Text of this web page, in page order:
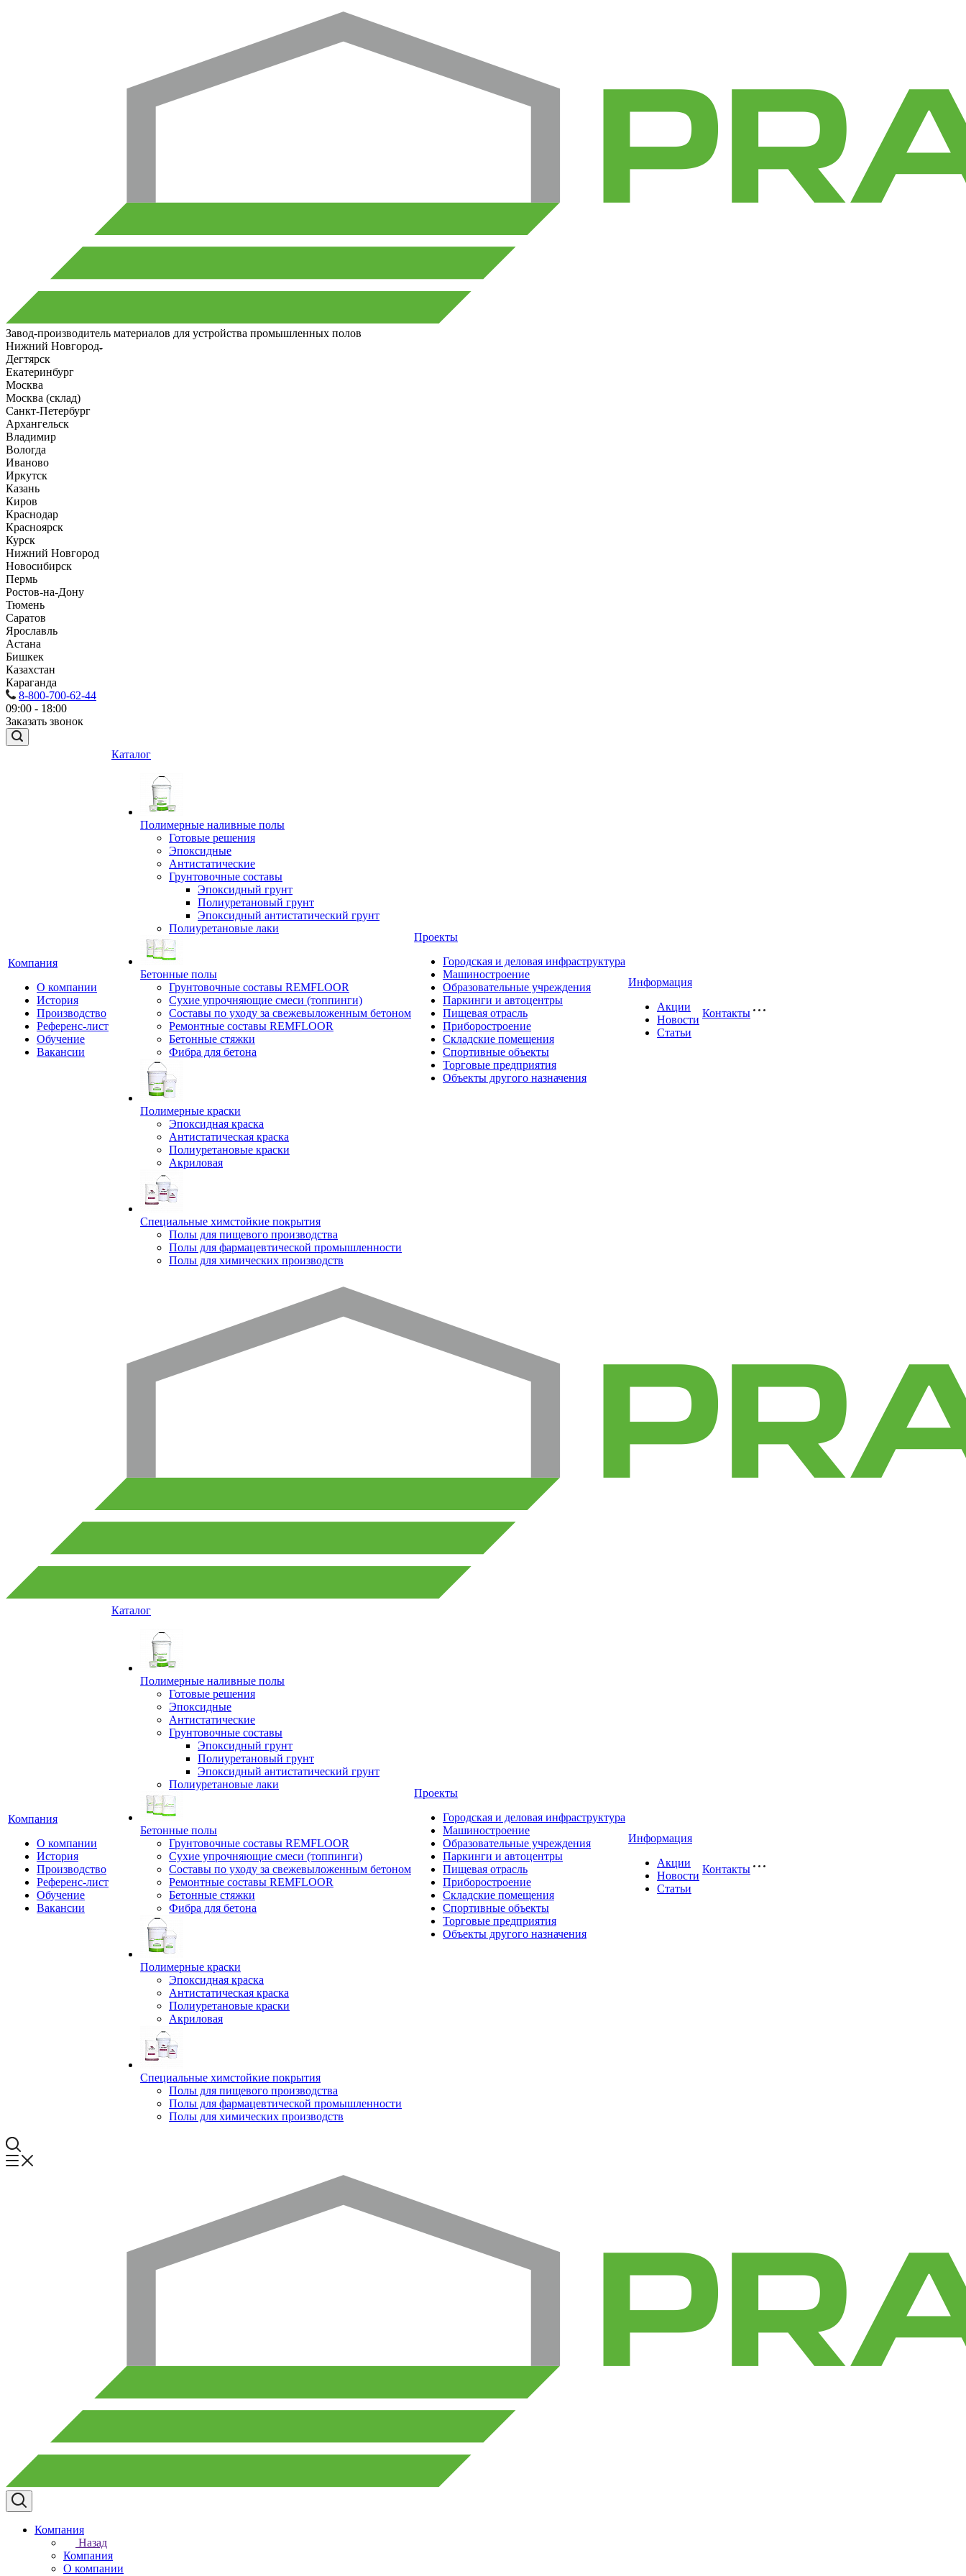
Завод-производитель материалов для устройства промышленных полов
Нижний Новгород
Дегтярск
Екатеринбург
Москва
Москва (склад)
Санкт-Петербург
Архангельск
Владимир
Вологда
Иваново
Иркутск
Казань
Киров
Краснодар
Красноярск
Курск
Нижний Новгород
Новосибирск
Пермь
Ростов-на-Дону
Тюмень
Саратов
Ярославль
Астана
Бишкек
Казахстан
Караганда
8-800-700-62-44
09:00 - 18:00
Заказать звонок
Компания
О компании
История
Производство
Референс-лист
Обучение
Вакансии
Каталог
Полимерные наливные полы
Готовые решения
Эпоксидные
Антистатические
Грунтовочные составы
Эпоксидный грунт
Полиуретановый грунт
Эпоксидный антистатический грунт
Полиуретановые лаки
Бетонные полы
Грунтовочные составы REMFLOOR
Сухие упрочняющие смеси (топпинги)
Составы по уходу за свежевыложенным бетоном
Ремонтные составы REMFLOOR
Бетонные стяжки
Фибра для бетона
Полимерные краски
Эпоксидная краска
Антистатическая краска
Полиуретановые краски
Акриловая
Специальные химстойкие покрытия
Полы для пищевого производства
Полы для фармацевтической промышленности
Полы для химических производств
Проекты
Городская и деловая инфраструктура
Машиностроение
Образовательные учреждения
Паркинги и автоцентры
Пищевая отрасль
Приборостроение
Складские помещения
Спортивные объекты
Торговые предприятия
Объекты другого назначения
Информация
Акции
Новости
Статьи
Контакты
Компания
О компании
История
Производство
Референс-лист
Обучение
Вакансии
Каталог
Полимерные наливные полы
Готовые решения
Эпоксидные
Антистатические
Грунтовочные составы
Эпоксидный грунт
Полиуретановый грунт
Эпоксидный антистатический грунт
Полиуретановые лаки
Бетонные полы
Грунтовочные составы REMFLOOR
Сухие упрочняющие смеси (топпинги)
Составы по уходу за свежевыложенным бетоном
Ремонтные составы REMFLOOR
Бетонные стяжки
Фибра для бетона
Полимерные краски
Эпоксидная краска
Антистатическая краска
Полиуретановые краски
Акриловая
Специальные химстойкие покрытия
Полы для пищевого производства
Полы для фармацевтической промышленности
Полы для химических производств
Проекты
Городская и деловая инфраструктура
Машиностроение
Образовательные учреждения
Паркинги и автоцентры
Пищевая отрасль
Приборостроение
Складские помещения
Спортивные объекты
Торговые предприятия
Объекты другого назначения
Информация
Акции
Новости
Статьи
Контакты
Компания
Назад
Компания
О компании